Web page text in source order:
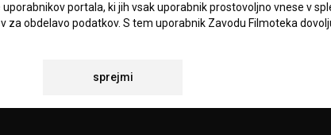
portala, ki jih vsak uporabnik prostovoljno vnese v
za obdelavo podatkov. S tem uporabnik Zavodu Filmoteka
oz. vprašanji uporabnikov, za občasno pošiljanje
marketinške in druge analize in raziskave v zvezi z
sprejmi